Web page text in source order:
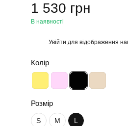
1 530 грн
В наявності
Увійти для відображення
Колір
Розмір
S M L